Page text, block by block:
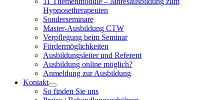
Hypnosetherapeuten
Sonderseminare
Master-Ausbildung CTW
Verpflegung beim Seminar
Fördermöglichkeiten
Ausbildungsleiter und Referent
Ausbildung online möglich?
Anmeldung zur Ausbildung
Kontakt
So finden Sie uns